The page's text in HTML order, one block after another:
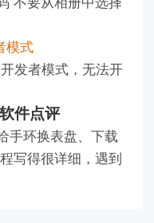
模式
发者模式，无法开
件点评
手环换表盘、下载
写得很详细，遇到